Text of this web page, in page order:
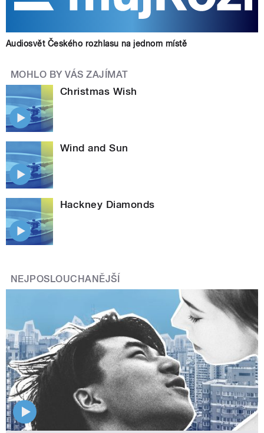
Audiosvět Českého rozhlasu na jednom místě
MOHLO BY VÁS ZAJÍMAT
Christmas Wish
Wind and Sun
Hackney Diamonds
NEJPOSLOUCHANĚJŠÍ